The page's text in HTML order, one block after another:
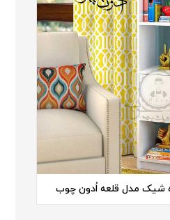
شیک مدل قلعه اُدون چوب